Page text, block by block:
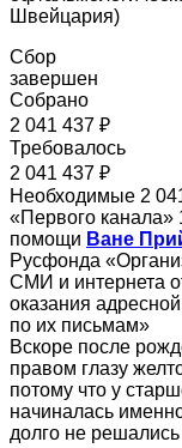
Швейцария)
Сбор
завершен
Собрано
2 041 437 ₽
Требовалось
2 041 437 ₽
Необходимые 2
«Первого канала»
помощи Ване
Русфонда
СМИ и интернета
оказания
по их письмам»
Вскоре после
правом глазу
потому что у
начиналась
долго не